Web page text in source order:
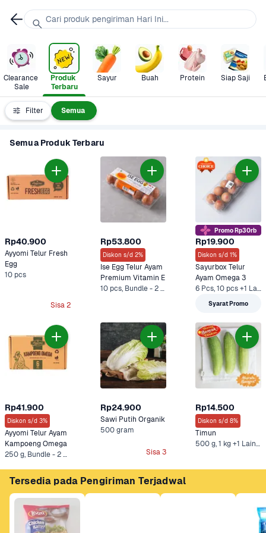
Clearance
Sale
Produk
Terbaru
Sayur Buah Protein Siap Saji
Filter Semua
Semua Produk Terbaru
Rp40.900
Ayyomi Telur Fresh
Egg
10 pcs
Sisa 2
Rp53.800
Diskon s/d 2%
Ise Egg Telur Ayam
Premium Vitamin E
10 pcs, Bundle - 2 x 10 pcs*
Promo Rp30rb
Rp19.900
Diskon s/d 1%
Sayurbox Telur
Ayam Omega 3
6 Pcs, 10 pcs +1 Lainnya
Syarat Promo
Rp41.900
Diskon s/d 3%
Ayyomi Telur Ayam
Kampoeng Omega
250 g, Bundle - 2 x 250 g*
Rp24.900
Sawi Putih Organik
500 gram
Sisa 3
Rp14.500
Diskon s/d 8%
Timun
500 g, 1 kg +1 Lainnya
Tersedia pada Pengiriman Terjadwal
Cari produk pengiriman Hari Ini...